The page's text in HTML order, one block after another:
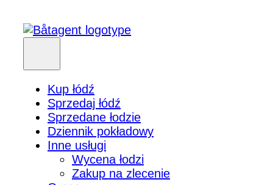
Kup łódź
Sprzedaj łódź
Sprzedane łodzie
Dziennik pokładowy
Inne usługi
Wycena łodzi
Zakup na zlecenie